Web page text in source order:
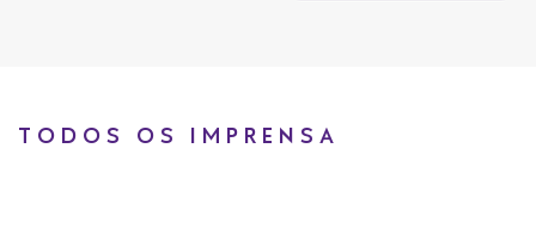
TODOS OS IMPRENSA